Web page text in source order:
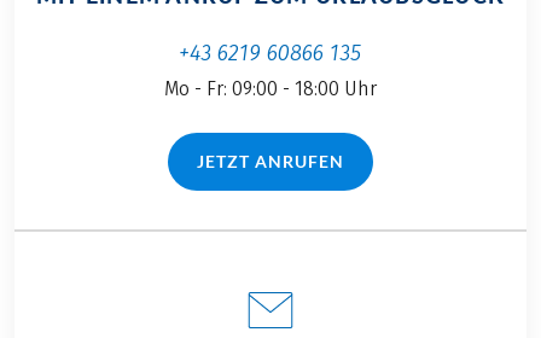
+43 6219 60866 135
Mo - Fr: 09:00 - 18:00 Uhr
JETZT ANRUFEN(LINK ÖFFNET IN NEUEM TAB)